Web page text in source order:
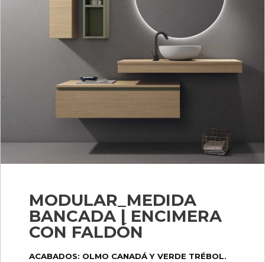
MODULAR_MEDIDA
BANCADA | ENCIMERA
CON FALDÓN
ACABADOS: OLMO CANADÁ Y VERDE TRÉBOL.